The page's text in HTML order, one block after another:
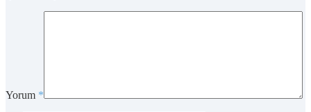
Yorum *